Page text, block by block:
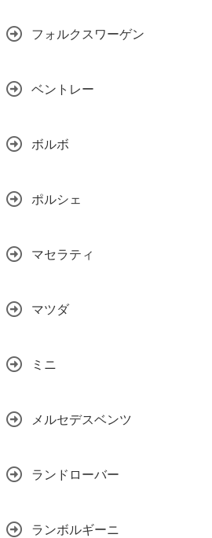
フォルクスワーゲン
ベントレー
ボルボ
ポルシェ
マセラティ
マツダ
ミニ
メルセデスベンツ
ランドローバー
ランボルギーニ